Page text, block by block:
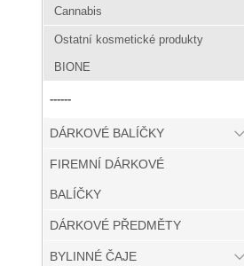
Cannabis
Ostatní kosmetické produkty
BIONE
------
DÁRKOVÉ BALÍČKY
FIREMNÍ DÁRKOVÉ
BALÍČKY
DÁRKOVÉ PŘEDMĚTY
BYLINNÉ ČAJE